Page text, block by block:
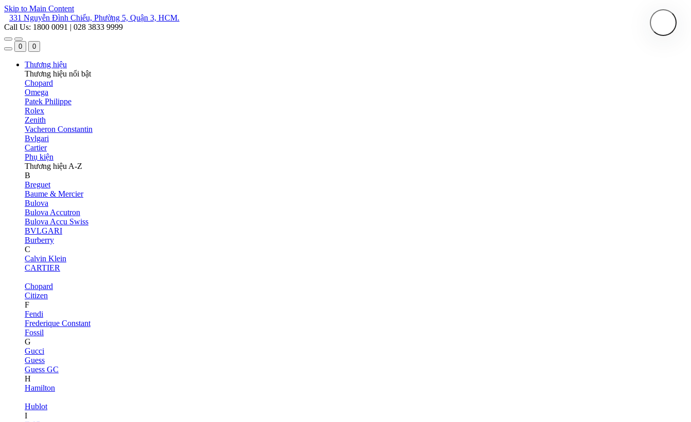
Skip to Main Content
331 Nguyễn Đình Chiểu, Phường 5, Quận 3, HCM.
Call Us: 1800 0091 | 028 3833 9999
0 0
Thương hiệu
Thương hiệu nổi bật
Chopard
Omega
Patek Philippe
Rolex
Zenith
Vacheron Constantin
Bvlgari
Cartier
Phụ kiện
Thương hiệu A-Z
B
Breguet
Baume & Mercier
Bulova
Bulova Accutron
Bulova Accu Swiss
BVLGARI
Burberry
C
Calvin Klein
CARTIER
Chopard
Citizen
F
Fendi
Frederique Constant
Fossil
G
Gucci
Guess
Guess GC
H
Hamilton
Hublot
I